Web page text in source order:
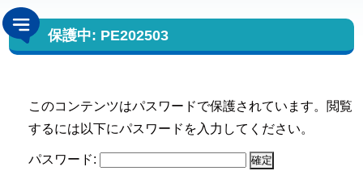
保護中: PE202503
このコンテンツはパスワードで保護されています。閲覧
するには以下にパスワードを入力してください。
パスワード: